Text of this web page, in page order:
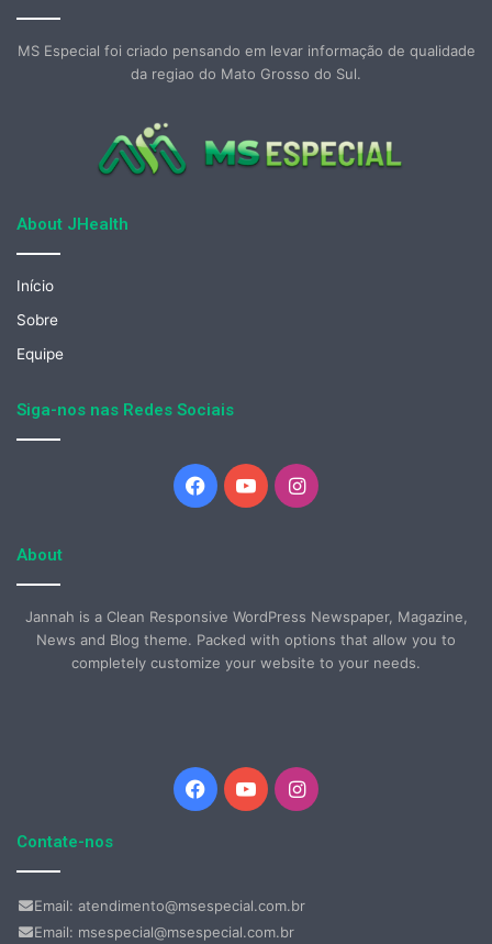
MS Especial foi criado pensando em levar informação de qualidade
da regiao do Mato Grosso do Sul.
About JHealth
Início
Sobre
Equipe
Siga-nos nas Redes Sociais
Facebook
YouTubeInstagram
About
Jannah is a Clean Responsive WordPress Newspaper, Magazine,
News and Blog theme. Packed with options that allow you to
completely customize your website to your needs.
Facebook
YouTubeInstagram
Contate-nos
Email: atendimento@msespecial.com.br
Email: msespecial@msespecial.com.br